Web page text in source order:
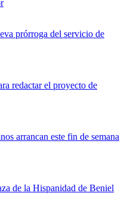
prórroga del servicio de
redactar el proyecto de
arrancan este fin de semana
de la Hispanidad de Beniel